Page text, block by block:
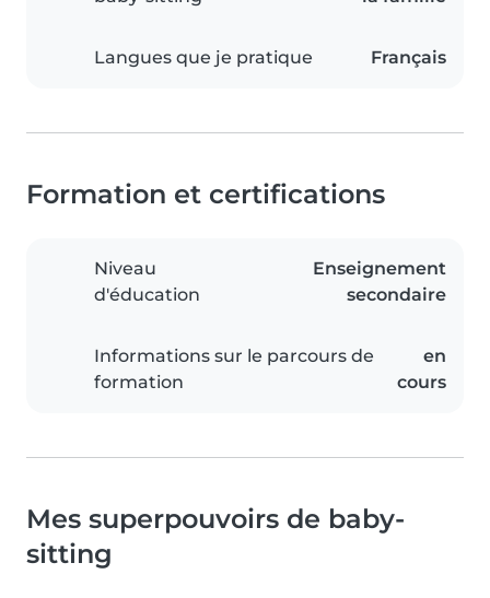
Langues que je pratique Français
Formation et certifications
Niveau
d'éducation
Enseignement
secondaire
Informations sur le parcours de
formation
en
cours
Mes superpouvoirs de baby-
sitting